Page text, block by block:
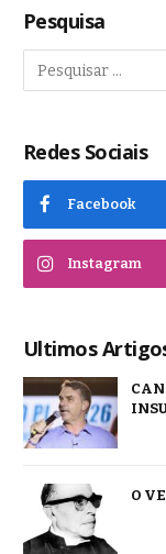
Pesquisa
Redes Sociais
Facebook
Instagram
Ultimos
O